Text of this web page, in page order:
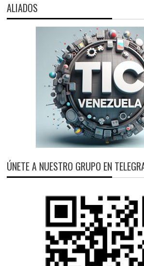
ALIADOS
ÚNETE A NUESTRO GRUPO EN